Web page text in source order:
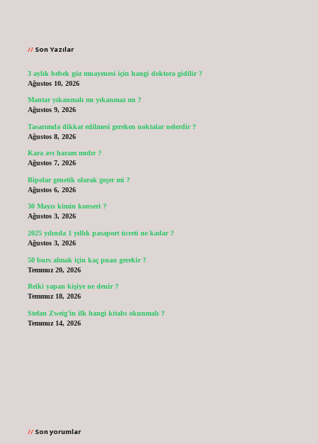
Son Yazılar
3 aylık bebek göz muayenesi için hangi doktora gidilir ?
Ağustos 10, 2026
Mantar yıkanmalı mı yıkanmaz mı ?
Ağustos 9, 2026
Tasarımda dikkat edilmesi gereken noktalar nelerdir ?
Ağustos 8, 2026
Kara avı haram mıdır ?
Ağustos 7, 2026
Bipolar genetik olarak geçer mi ?
Ağustos 6, 2026
30 Mayıs kimin konseri ?
Ağustos 3, 2026
2025 yılında 1 yıllık pasaport ücreti ne kadar ?
Ağustos 3, 2026
50 burs almak için kaç puan gerekir ?
Temmuz 20, 2026
Reiki yapan kişiye ne denir ?
Temmuz 18, 2026
Stefan Zweig’in ilk hangi kitabı okunmalı ?
Temmuz 14, 2026
Son yorumlar